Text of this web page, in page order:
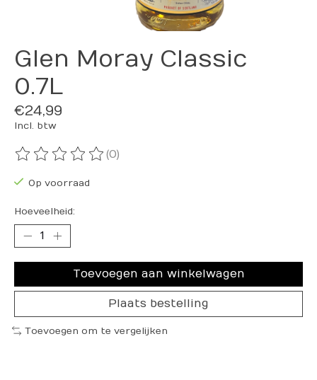
Glen Moray Classic
0.7L
€24,99
Incl. btw
De beoordeling van dit product is
(0)
Op voorraad
Hoeveelheid:
Toevoegen aan winkelwagen
Plaats bestelling
Toevoegen om te vergelijken